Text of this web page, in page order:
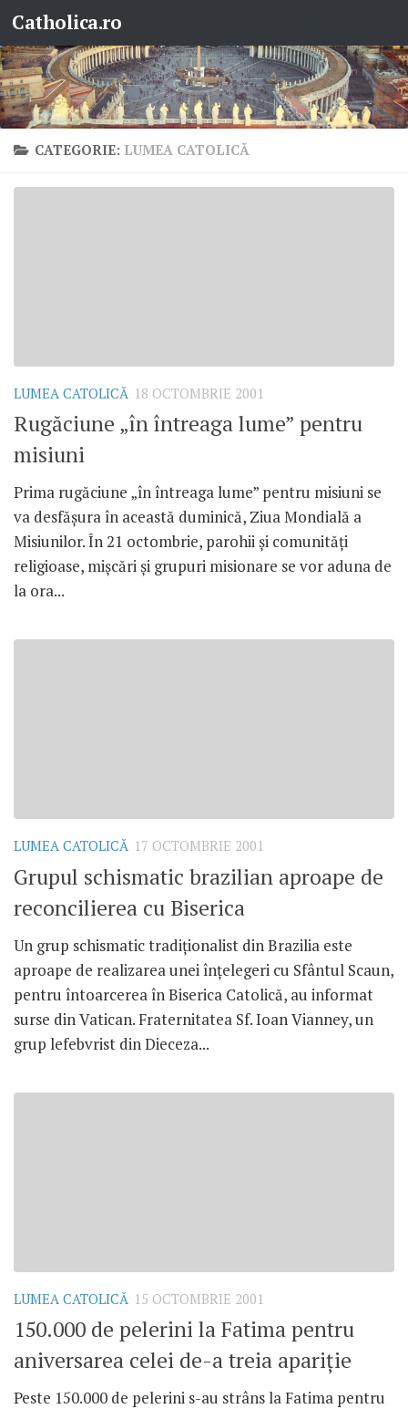
Skip to content
Catholica.ro
CATEGORIE: LUMEA CATOLICĂ
LUMEA CATOLICĂ 18 OCTOMBRIE 2001
Rugăciune „în întreaga lume” pentru
misiuni
Prima rugăciune „în întreaga lume” pentru misiuni se
va desfăşura în această duminică, Ziua Mondială a
Misiunilor. În 21 octombrie, parohii şi comunităţi
religioase, mişcări şi grupuri misionare se vor aduna de
la ora...
LUMEA CATOLICĂ 17 OCTOMBRIE 2001
Grupul schismatic brazilian aproape de
reconcilierea cu Biserica
Un grup schismatic tradiţionalist din Brazilia este
aproape de realizarea unei înţelegeri cu Sfântul Scaun,
pentru întoarcerea în Biserica Catolică, au informat
surse din Vatican. Fraternitatea Sf. Ioan Vianney, un
grup lefebvrist din Dieceza...
LUMEA CATOLICĂ 15 OCTOMBRIE 2001
150.000 de pelerini la Fatima pentru
aniversarea celei de-a treia apariţie
Peste 150.000 de pelerini s-au strâns la Fatima pentru